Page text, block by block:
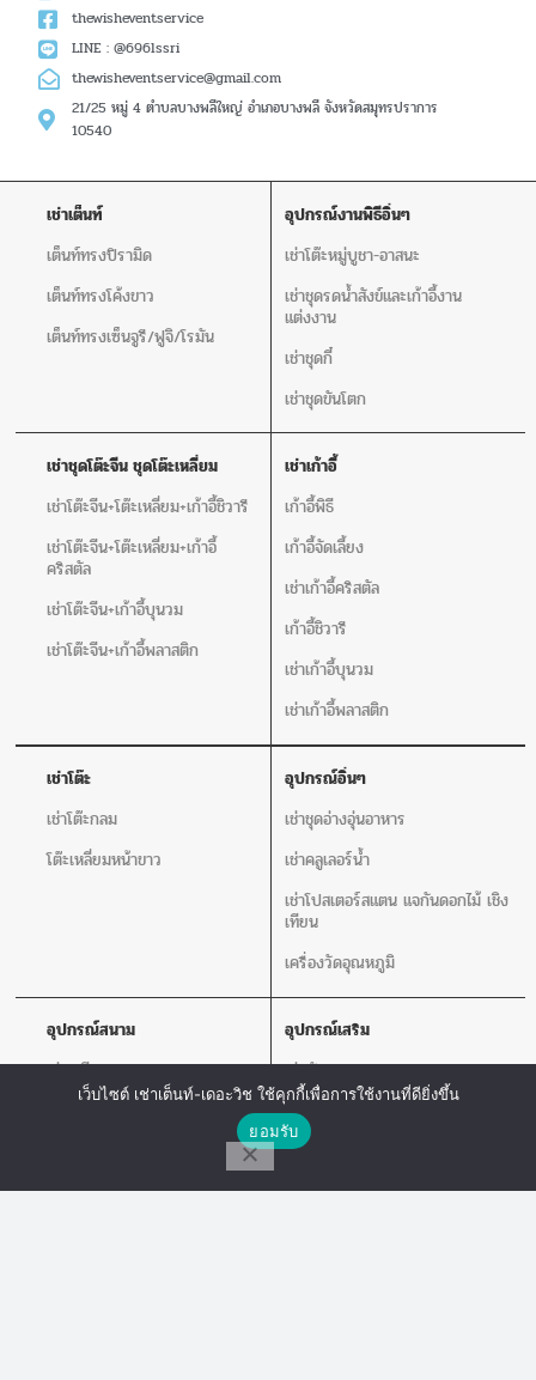
thewisheventservice
LINE : @696lssri
thewisheventservice@gmail.com
21/25 หมู่ 4 ตำบลบางพลีใหญ่ อำเภอบางพลี จังหวัดสมุทรปราการ
10540
เช่าเต็นท์
เต็นท์ทรงปิรามิด
เต็นท์ทรงโค้งขาว
เต็นท์ทรงเซ็นจูรี/ฟูจิ/โรมัน
อุปกรณ์งานพิธีอิ่นๆ
เช่าโต๊ะหมู่บูชา-อาสนะ
เช่าชุดรดน้ำสังข์และเก้าอี้งาน
แต่งงาน
เช่าชุดกี๋
เช่าชุดขันโตก
เช่าชุดโต๊ะจีน ชุดโต๊ะเหลี่ยม
เช่าโต๊ะจีน+โต๊ะเหลี่ยม+เก้าอี้ชิวารี
เช่าโต๊ะจีน+โต๊ะเหลี่ยม+เก้าอี้
คริสตัล
เช่าโต๊ะจีน+เก้าอี้บุนวม
เช่าโต๊ะจีน+เก้าอี้พลาสติก
เช่าเก้าอี้
เก้าอี้พิธี
เก้าอี้จัดเลี้ยง
เช่าเก้าอี้คริสตัล
เก้าอี้ชิวารี
เช่าเก้าอี้บุนวม
เช่าเก้าอี้พลาสติก
เช่าโต๊ะ
เช่าโต๊ะกลม
โต๊ะเหลี่ยมหน้าขาว
อุปกรณ์อิ่นๆ
เช่าชุดอ่างอุ่นอาหาร
เช่าคลูเลอร์น้ำ
เช่าโปสเตอร์สแตน แจกันดอกไม้ เชิง
เทียน
เครื่องวัดอุณหภูมิ
อุปกรณ์สนาม
เช่าเวที
เช่าโซฟา
อุปกรณ์เสริม
เช่าพัดลม
เช่าเสากั้นบริเขต
เช่าโปสเตอร์สแตน แจกันดอกไม้ เชิง
Line Chat
เว็บไซต์ เช่าเต็นท์-เดอะวิช ใช้คุกกี้เพื่อการใช้งานที่ดียิ่งขึ้น
ยอมรับ